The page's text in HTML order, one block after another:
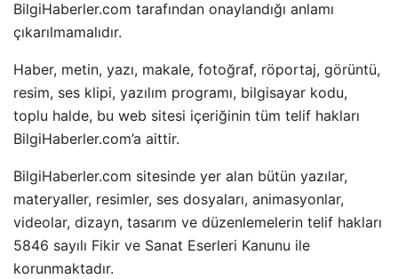
BilgiHaberler.com tarafından onaylandığı anlamı
çıkarılmamalıdır.
Haber, metin, yazı, makale, fotoğraf, röportaj, görüntü,
resim, ses klipi, yazılım programı, bilgisayar kodu,
toplu halde, bu web sitesi içeriğinin tüm telif hakları
BilgiHaberler.com’a aittir.
BilgiHaberler.com sitesinde yer alan bütün yazılar,
materyaller, resimler, ses dosyaları, animasyonlar,
videolar, dizayn, tasarım ve düzenlemelerin telif hakları
5846 sayılı Fikir ve Sanat Eserleri Kanunu ile
korunmaktadır.